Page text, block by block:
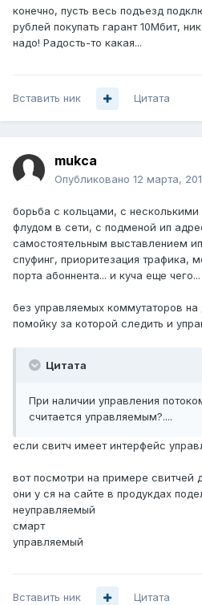
конечно, пусть весь подъезд
рублей покупать гарант 10Мбит,
надо! Радость-то какая...
Вставить ник Цитата
mukca
Опубликовано 12 марта,
борьба с кольцами, с несколькими
флудом в сети, с подменой ип
самостоятельным выставлением
спуфинг, приоритезация трафика,
порта абоннента... и куча еще чего...
без управляемых коммутаторов на
помойку за которой следить и
Цитата
При наличии управления
считается управляемым?....
если свитч имеет интерфейс
вот посмотри на примере свитчей
они у ся на сайте в продукдах
неуправляемый
смарт
управляемый
Вставить ник Цитата